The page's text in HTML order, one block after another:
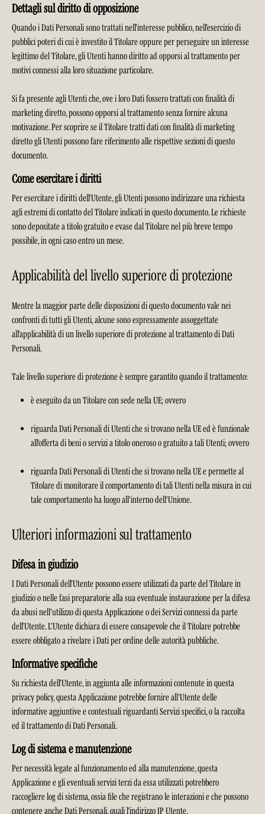
Dettagli sul diritto di opposizione
Quando i Dati Personali sono trattati nell’interesse pubblico, nell’esercizio di
pubblici poteri di cui è investito il Titolare oppure per perseguire un interesse
legittimo del Titolare, gli Utenti hanno diritto ad opporsi al trattamento per
motivi connessi alla loro situazione particolare.
Si fa presente agli Utenti che, ove i loro Dati fossero trattati con finalità di
marketing diretto, possono opporsi al trattamento senza fornire alcuna
motivazione. Per scoprire se il Titolare tratti dati con finalità di marketing
diretto gli Utenti possono fare riferimento alle rispettive sezioni di questo
documento.
Come esercitare i diritti
Per esercitare i diritti dell’Utente, gli Utenti possono indirizzare una richiesta
agli estremi di contatto del Titolare indicati in questo documento. Le richieste
sono depositate a titolo gratuito e evase dal Titolare nel più breve tempo
possibile, in ogni caso entro un mese.
Applicabilità del livello superiore di protezione
Mentre la maggior parte delle disposizioni di questo documento vale nei
confronti di tutti gli Utenti, alcune sono espressamente assoggettate
all’applicabilità di un livello superiore di protezione al trattamento di Dati
Personali.
Tale livello superiore di protezione è sempre garantito quando il trattamento:
è eseguito da un Titolare con sede nella UE; ovvero
riguarda Dati Personali di Utenti che si trovano nella UE ed è funzionale
all’offerta di beni o servizi a titolo oneroso o gratuito a tali Utenti; ovvero
riguarda Dati Personali di Utenti che si trovano nella UE e permette al
Titolare di monitorare il comportamento di tali Utenti nella misura in cui
tale comportamento ha luogo all'interno dell'Unione.
Ulteriori informazioni sul trattamento
Difesa in giudizio
I Dati Personali dell’Utente possono essere utilizzati da parte del Titolare in
giudizio o nelle fasi preparatorie alla sua eventuale instaurazione per la difesa
da abusi nell'utilizzo di questa Applicazione o dei Servizi connessi da parte
dell’Utente. L’Utente dichiara di essere consapevole che il Titolare potrebbe
essere obbligato a rivelare i Dati per ordine delle autorità pubbliche.
Informative specifiche
Su richiesta dell’Utente, in aggiunta alle informazioni contenute in questa
privacy policy, questa Applicazione potrebbe fornire all'Utente delle
informative aggiuntive e contestuali riguardanti Servizi specifici, o la raccolta
ed il trattamento di Dati Personali.
Log di sistema e manutenzione
Per necessità legate al funzionamento ed alla manutenzione, questa
Applicazione e gli eventuali servizi terzi da essa utilizzati potrebbero
raccogliere log di sistema, ossia file che registrano le interazioni e che possono
contenere anche Dati Personali, quali l’indirizzo IP Utente.